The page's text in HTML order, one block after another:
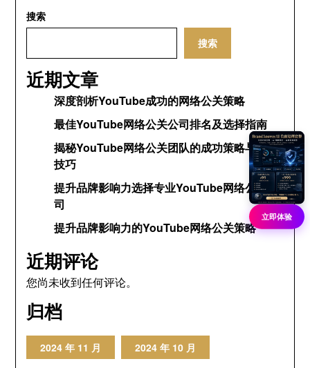
搜索
搜索
近期文章
深度剖析YouTube成功的网络公关策略
最佳YouTube网络公关公司排名及选择指南
揭秘YouTube网络公关团队的成功策略与运营
技巧
提升品牌影响力选择专业YouTube网络公关公
司
提升品牌影响力的YouTube网络公关策略
近期评论
您尚未收到任何评论。
归档
2024 年 11 月 2024 年 10 月
立即体验